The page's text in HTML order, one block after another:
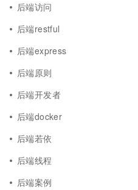
后端访问
后端restful
后端express
后端原则
后端开发者
后端docker
后端若依
后端线程
后端案例